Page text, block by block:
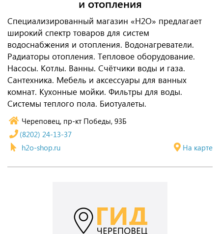
и отопления
Специализированный магазин «Н2О» предлагает
широкий спектр товаров для систем
водоснабжения и отопления. Водонагреватели.
Радиаторы отопления. Тепловое оборудование.
Насосы. Котлы. Ванны. Счётчики воды и газа.
Сантехника. Мебель и аксессуары для ванных
комнат. Кухонные мойки. Фильтры для воды.
Системы теплого пола. Биотуалеты.
Череповец, пр-кт Победы, 93Б
На карте
(8202) 24-13-37
h2o-shop.ru